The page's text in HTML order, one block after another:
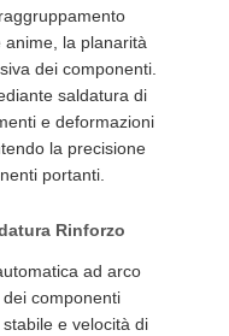
anime, la planarità
dei componenti.
saldatura di
e deformazioni
la precisione
portanti.
Rinforzo
ad arco
componenti
e velocità di